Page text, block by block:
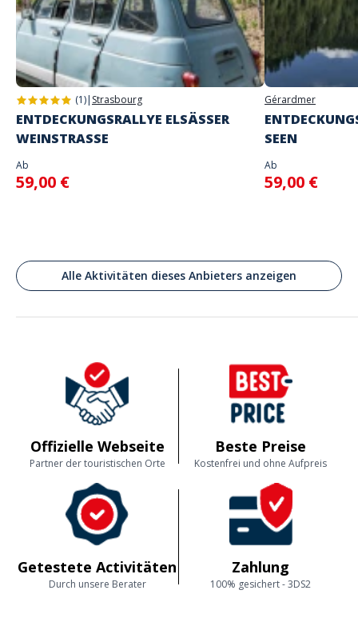
Adresse
Rue des Traîneaux, Morzine, France
(1)| Strasbourg
ENTDECKUNGSRALLYE ELSÄSSER
WEINSTRASSE
Ab
59,00 €
Gérardmer
SEEN
Ab
59,00 €
Alle Aktivitäten dieses Anbieters anzeigen
Offizielle Webseite
Partner der touristischen Orte
Beste Preise
Kostenfrei und ohne Aufpreis
Getestete Activitäten
Durch unsere Berater
Zahlung
100% gesichert - 3DS2